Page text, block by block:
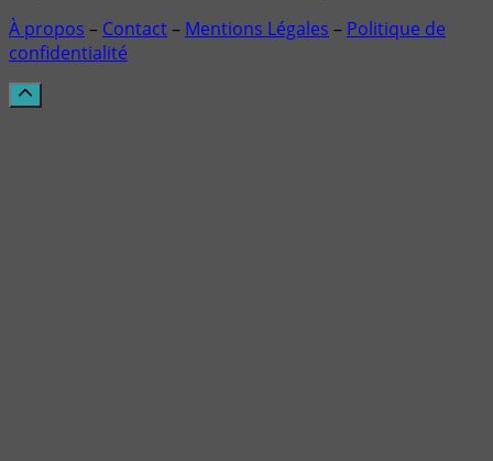
À propos – Contact– Mentions Légales – Politique de
confidentialité